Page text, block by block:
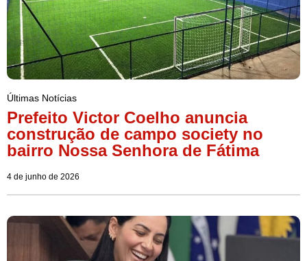
Últimas Notícias
Prefeito Victor Coelho anuncia
construção de campo society no
bairro Nossa Senhora de Fátima
4 de junho de 2026